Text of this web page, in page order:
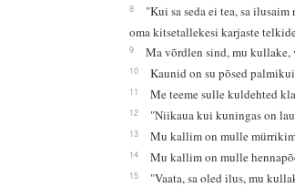
8
"Kui sa seda ei tea, sa
oma kitsetallekesi karjaste
9 Ma võrdlen sind, mu kullake,
10 Kaunid on su põsed
11 Me teeme sulle kuldehted
12 "Niikaua kui kuningas on
13 Mu kallim on mulle
14 Mu kallim on mulle
15 "Vaata, sa oled ilus, mu